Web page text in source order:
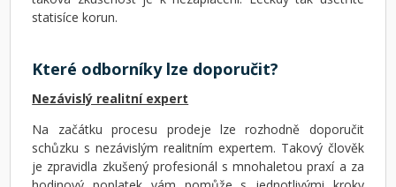
statisíce korun.
Které odborníky lze doporučit?
Nezávislý realitní expert
Na začátku procesu prodeje lze rozhodně doporučit
schůzku s nezávislým realitním expertem. Takový člověk
je zpravidla zkušený profesionál s mnohaletou praxí a za